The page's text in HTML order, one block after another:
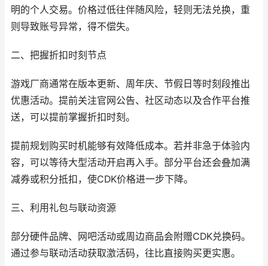
明的个人交易。价格过低往伴随风险，轻则无法兑换，重
则导致账号异常，得不偿失。
二、把握折扣时刻节点
游戏厂商通常在版本更新、周年庆、节假日等时刻段推出
优惠活动。提前关注官网公告、社区动态以及合作平台推
送，可以提前掌握折扣时刻。
提前规划购买时机能够有效降低成本。若并非急于体验内
容，可以等待大型活动开启再入手。部分平台还会叠加满
减券或积分抵扣，使CDK价格进一步下降。
三、利用礼包与联动资源
部分硬件品牌、网吧活动或周边商品会附赠CDK兑换码。
通过参与联动活动获取激活码，往比直接购买更实惠。